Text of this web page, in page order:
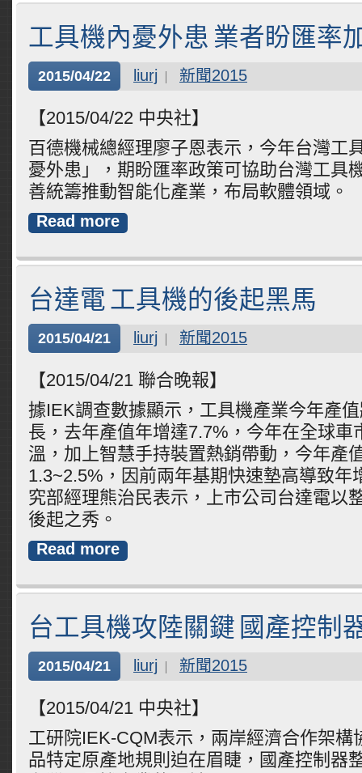
工具機內憂外患 業者盼匯率
2015/04/22 liurj 新聞2015
【2015/04/22 中央社】
百德機械總經理廖子恩表示，今年台灣工
憂外患」，期盼匯率政策可協助台灣工具
善統籌推動智能化產業，布局軟體領域。
Read more
台達電 工具機的後起黑馬
2015/04/21 liurj 新聞2015
【2015/04/21 聯合晚報】
據IEK調查數據顯示，工具機產業今年產
長，去年產值年增達7.7%，今年在全球車
溫，加上智慧手持裝置熱銷帶動，今年產
1.3~2.5%，因前兩年基期快速墊高導致年
究部經理熊治民表示，上市公司台達電以
後起之秀。
Read more
台工具機攻陸關鍵 國產控制
2015/04/21 liurj 新聞2015
【2015/04/21 中央社】
工研院IEK-CQM表示，兩岸經濟合作架構
品特定原產地規則迫在眉睫，國產控制器